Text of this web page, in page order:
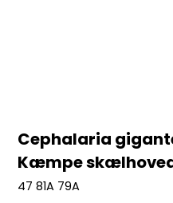
Cephalaria
Kæmpe
47 81A 79A